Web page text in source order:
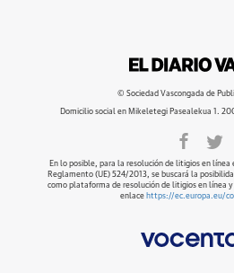
© Sociedad Vascongada de
Domicilio social en Mikeletegi Pasealekua 1.
En lo posible, para la resolución de litigios en
Reglamento (UE) 524/2013, se buscará la
como plataforma de resolución de litigios en línea
enlace https://ec.europa.eu/